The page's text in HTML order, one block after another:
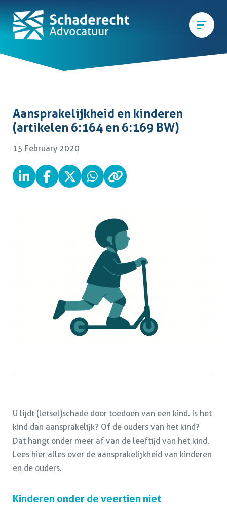
Aansprakelijkheid en kinderen
(artikelen 6:164 en 6:169 BW)
15 February 2020
U lijdt (letsel)schade door toedoen van een kind. Is het
kind dan aansprakelijk? Of de ouders van het kind?
Dat hangt onder meer af van de leeftijd van het kind.
Lees hier alles over de aansprakelijkheid van kinderen
en de ouders.
Kinderen onder de veertien niet